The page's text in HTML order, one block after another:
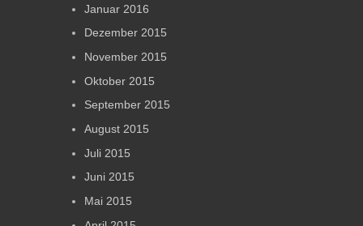
Januar 2016
Dezember 2015
November 2015
Oktober 2015
September 2015
August 2015
Juli 2015
Juni 2015
Mai 2015